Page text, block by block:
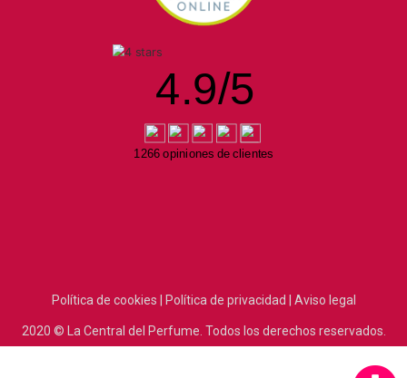
4.9/5
1266 opiniones de clientes
Política de cookies | Política de privacidad | Aviso legal
2020 © La Central del Perfume. Todos los derechos reservados.